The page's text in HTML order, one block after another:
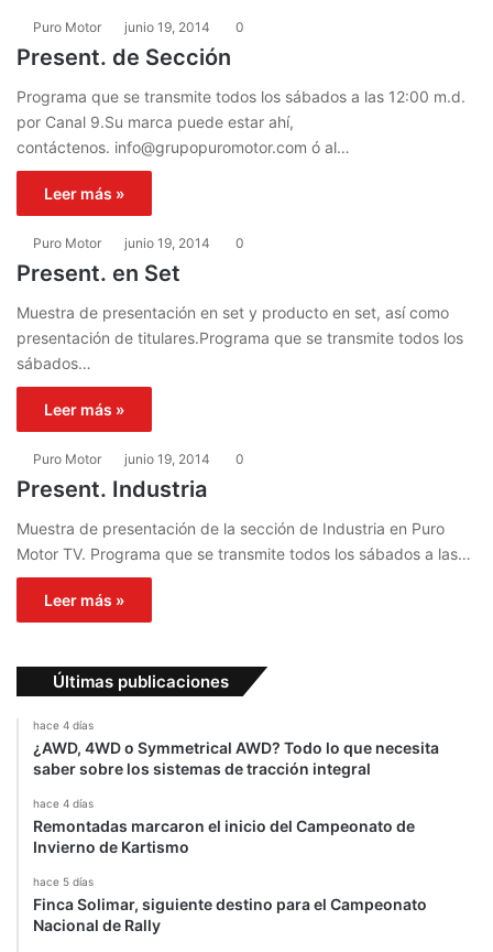
Puro Motor junio 19, 2014 0
Present. de Sección
Programa que se transmite todos los sábados a las 12:00 m.d.
por Canal 9.Su marca puede estar ahí,
contáctenos. info@grupopuromotor.com ó al…
Leer más »
Puro Motor junio 19, 2014 0
Present. en Set
Muestra de presentación en set y producto en set, así como
presentación de titulares.Programa que se transmite todos los
sábados…
Leer más »
Puro Motor junio 19, 2014 0
Present. Industria
Muestra de presentación de la sección de Industria en Puro
Motor TV. Programa que se transmite todos los sábados a las…
Leer más »
Últimas publicaciones
hace 4 días
¿AWD, 4WD o Symmetrical AWD? Todo lo que necesita
saber sobre los sistemas de tracción integral
hace 4 días
Remontadas marcaron el inicio del Campeonato de
Invierno de Kartismo
hace 5 días
Finca Solimar, siguiente destino para el Campeonato
Nacional de Rally